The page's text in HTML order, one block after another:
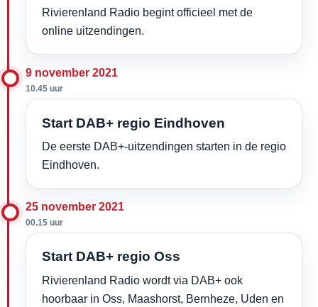
Rivierenland Radio begint officieel met de
online uitzendingen.
9 november 2021
10.45 uur
Start DAB+ regio Eindhoven
De eerste DAB+-uitzendingen starten in de regio
Eindhoven.
25 november 2021
00.15 uur
Start DAB+ regio Oss
Rivierenland Radio wordt via DAB+ ook
hoorbaar in Oss, Maashorst, Bernheze, Uden en